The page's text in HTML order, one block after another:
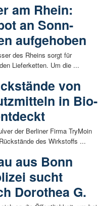
am Rhein:
an Sonn-
aufgehoben
des Rheins sorgt für
Lieferketten. Um die ...
von
in Bio-
der Berliner Firma TryMoin
des Wirkstoffs ...
aus Bonn
sucht
Dorothea G.